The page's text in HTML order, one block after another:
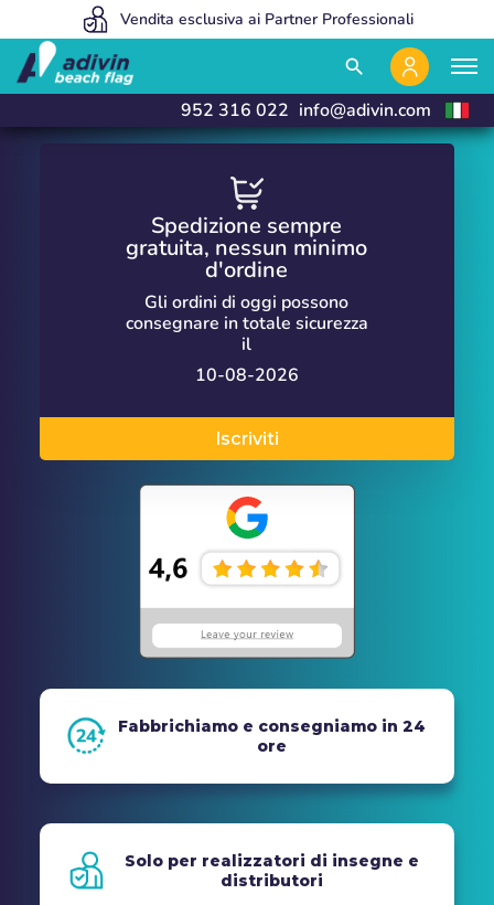
Fabbrichiamo e consegniamo in 24 ore
Vendita esclusiva ai Partner Professionali
Siamo così convenienti perché vendiamo esclusivamente online
search
952 316 022 info@adivin.com
Fabbrichiamo e consegniamo in 24
ore
Solo per realizzatori di insegne e
distributori
Spedizione sempre
gratuita, nessun minimo
d'ordine
Gli ordini di oggi possono
consegnare in totale sicurezza
il
10-08-2026
Iscriviti